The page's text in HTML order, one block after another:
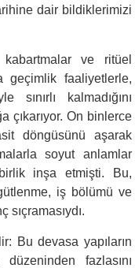
dair bildiklerimizi
kabartmalar ve ritüel
geçimlik faaliyetlerle,
kalmadığını
çıkarıyor. On binlerce
döngüsünü aşarak
soyut anlamlar
inşa etmişti. Bu,
iş bölümü ve
Bu devasa yapıların
fazlasını